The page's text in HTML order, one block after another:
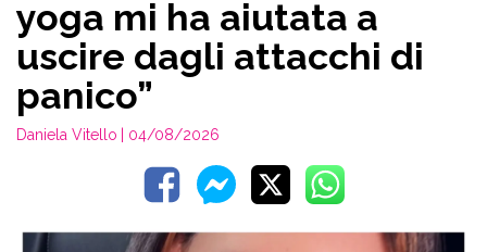
yoga mi ha aiutata a
uscire dagli attacchi di
panico”
Daniela Vitello | 04/08/2026